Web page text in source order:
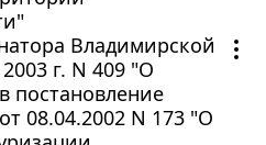
Владимирской
г. N 409 "О
постановление
08.04.2002 N 173 "О